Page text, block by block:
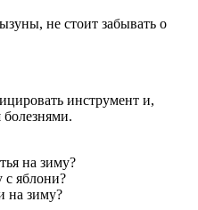
не стоит забывать о
инструмент и,
болезнями.
на зиму?
яблони?
на зиму?